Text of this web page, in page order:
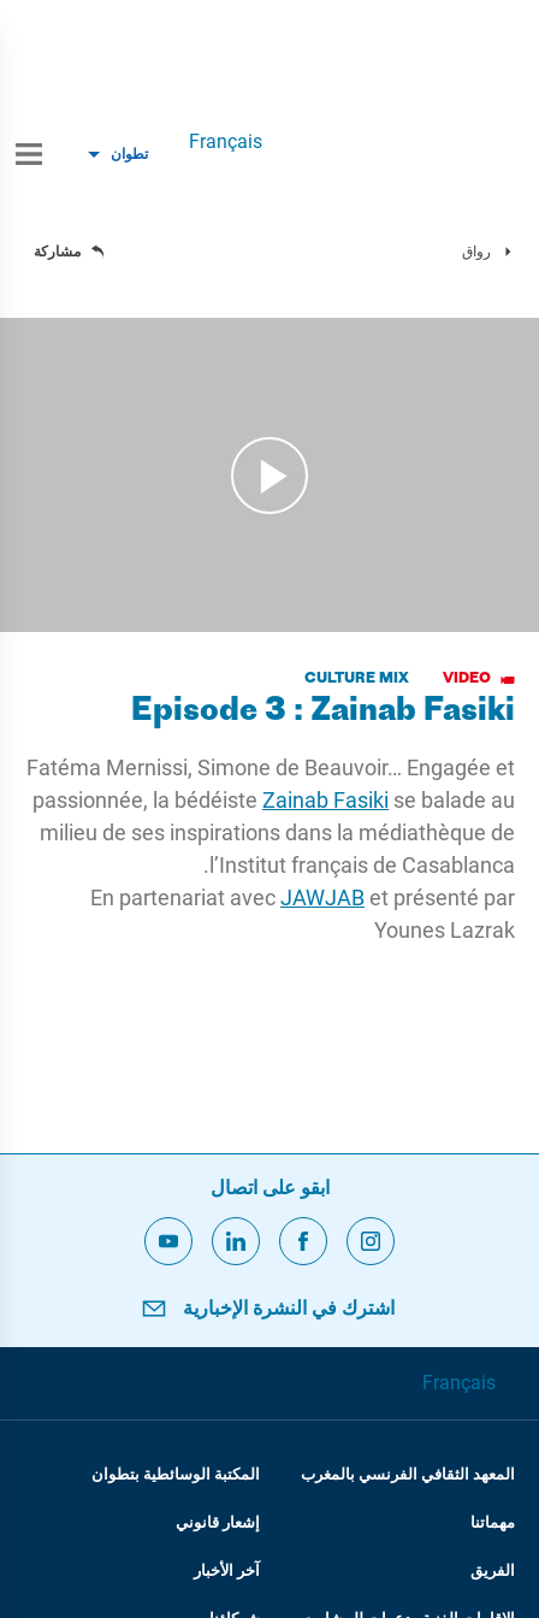
Français
تطوان
رواق مشاركة
VIDEO
CULTURE MIX
Episode 3 : Zainab Fasiki
Fatéma Mernissi, Simone de Beauvoir… Engagée et
passionnée, la bédéiste Zainab Fasiki se balade au
milieu de ses inspirations dans la médiathèque de
l’Institut français de Casablanca.
En partenariat avecJAWJAB et présenté par
Younes Lazrak
ابقو على اتصال
اشترك في النشرة الإخبارية
Français
المعهد الثقافي الفرنسي بالمغرب المكتبة الوسائطية بتطوان
مهماتنا إشعار قانوني
الفريق آخر الأخبار